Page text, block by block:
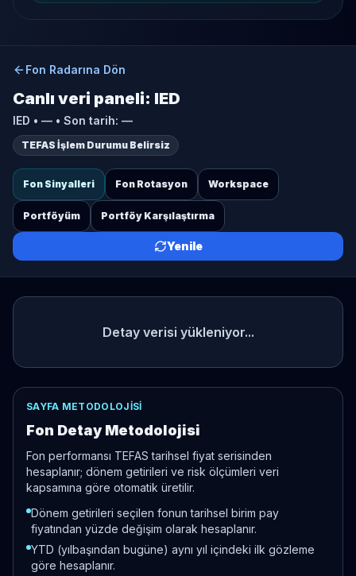
Fon Radarına Dön
Canlı veri paneli: IED
IED • — • Son tarih: —
TEFAS İşlem Durumu Belirsiz
Fon Sinyalleri Fon Rotasyon Workspace
Portföyüm Portföy Karşılaştırma
Yenile
Detay verisi yükleniyor...
SAYFA METODOLOJISI
Fon Detay Metodolojisi
Fon performansı TEFAS tarihsel fiyat serisinden
hesaplanır; dönem getirileri ve risk ölçümleri veri
kapsamına göre otomatik üretilir.
Dönem getirileri seçilen fonun tarihsel birim pay
fiyatından yüzde değişim olarak hesaplanır.
YTD (yılbaşından bugüne) aynı yıl içindeki ilk gözleme
göre hesaplanır.